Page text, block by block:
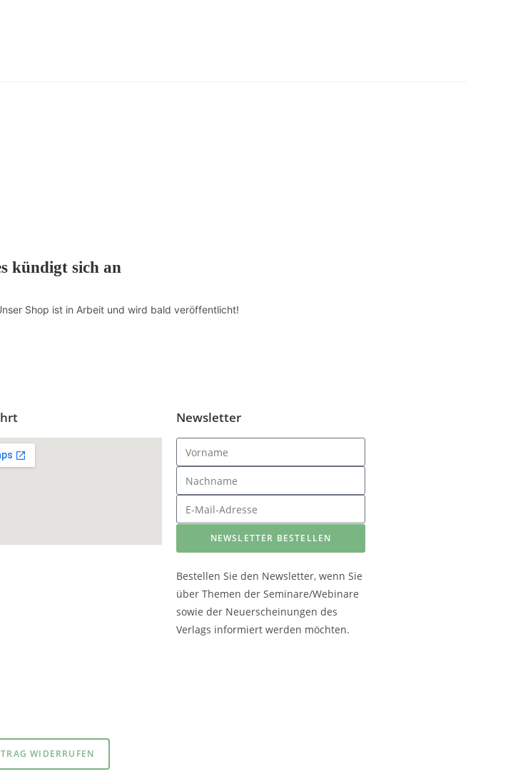
kündigt sich an
Shop ist in Arbeit und wird bald veröffentlicht!
Newsletter
NEWSLETTER BESTELLEN
Bestellen Sie den Newsletter, wenn Sie
über Themen der Seminare/Webinare
sowie der Neuerscheinungen des
Verlags informiert werden möchten.
WIDERRUFEN